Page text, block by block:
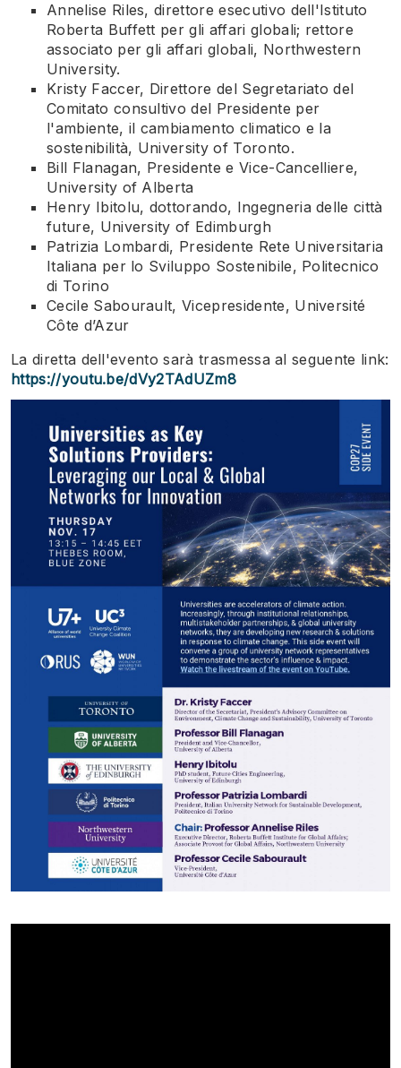
Annelise Riles, direttore esecutivo dell'Istituto
Roberta Buffett per gli affari globali; rettore
associato per gli affari globali, Northwestern
University.
Kristy Faccer, Direttore del Segretariato del
Comitato consultivo del Presidente per
l'ambiente, il cambiamento climatico e la
sostenibilità, University of Toronto.
Bill Flanagan, Presidente e Vice-Cancelliere,
University of Alberta
Henry Ibitolu, dottorando, Ingegneria delle città
future, University of Edimburgh
Patrizia Lombardi, Presidente Rete Universitaria
Italiana per lo Sviluppo Sostenibile, Politecnico
di Torino
Cecile Sabourault, Vicepresidente, Université
Côte d’Azur
La diretta dell'evento sarà trasmessa al seguente link:
https://youtu.be/dVy2TAdUZm8